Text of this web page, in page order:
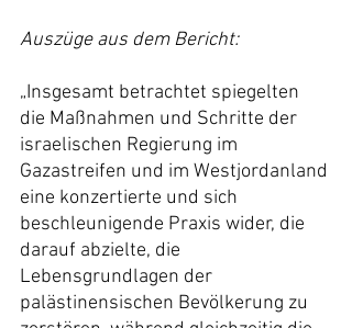
Auszüge aus dem Bericht:
„Insgesamt betrachtet spiegelten
die Maßnahmen und Schritte der
israelischen Regierung im
Gazastreifen und im Westjordanland
eine konzertierte und sich
beschleunigende Praxis wider, die
darauf abzielte, die
Lebensgrundlagen der
palästinensischen Bevölkerung zu